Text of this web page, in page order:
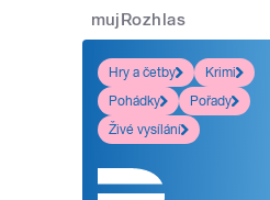
mujRozhlas
Hry a četby
Krimi
Pohádky
Pořady
Živé vysílání